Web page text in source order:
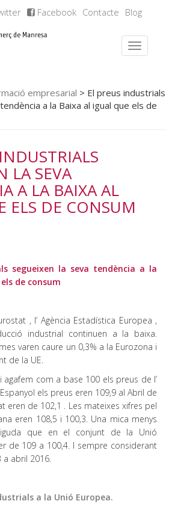
Facebook Contacte Blog
empresarial > El preus industrials
a la Baixa al igual que els de
LA SEVA
A LA BAIXA AL
ELS DE CONSUM
segueixen la seva tendència a la
de consum
, l’ Agència Estadística Europea ,
industrial continuen a la baixa.
varen caure un 0,3% a la Eurozona i
de la UE.
agafem com a base 100 els preus de l’
els preus eren 109,9 al Abril de
eren de 102,1 . Les mateixes xifres pel
eren 108,5 i 100,3. Una mica menys
que en el conjunt de la Unió
de 109 a 100,4. I sempre considerant
a abril 2016.
a la Unió Europea.